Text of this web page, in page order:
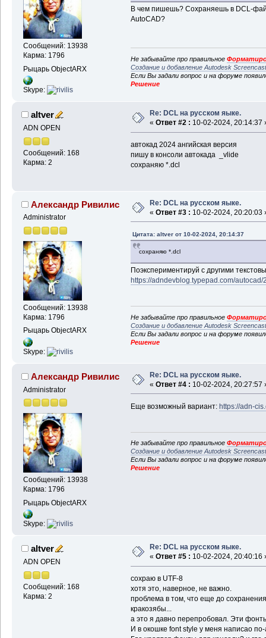
Сообщений: 13938
Карма: 1796
Рыцарь ObjectARX
Skype:
В чем пишешь? Сохраняешь в DCL-
AutoCAD?
Не забывайте про правильное
Создание и добавление Autodesk
Если Вы задали вопрос и на форуме
Решение
altver
ADN OPEN
Сообщений: 168
Карма: 2
Re: DCL на русском яыке.
« Ответ #2 : 10-02-2024, 20:14:37
автокад 2024 ангийская версия
пишу в консоли автокада _vlide
сохраняю *.dcl
Александр Ривилис
Administrator
Сообщений: 13938
Карма: 1796
Рыцарь ObjectARX
Skype:
Re: DCL на русском яыке.
« Ответ #3 : 10-02-2024, 20:20:03
Цитата: altver от 10-02-2024, 20:14:37
сохраняю *.dcl
Поэкспериментируй с другими
https://adndevblog.typepad.com/
Не забывайте про правильное
Создание и добавление Autodesk
Если Вы задали вопрос и на форуме
Решение
Александр Ривилис
Administrator
Сообщений: 13938
Карма: 1796
Рыцарь ObjectARX
Skype:
Re: DCL на русском яыке.
« Ответ #4 : 10-02-2024, 20:27:57
Еще возможный вариант: https://adn-
Не забывайте про правильное
Создание и добавление Autodesk
Если Вы задали вопрос и на форуме
Решение
altver
ADN OPEN
Сообщений: 168
Карма: 2
Re: DCL на русском яыке.
« Ответ #5 : 10-02-2024, 20:40:16
сохраю в UTF-8
хотя это, наверное, не важно.
проблема в том, что еще до
кракозябы...
а это я давно перепробовал. Эти
И в окошке font style у меня написао